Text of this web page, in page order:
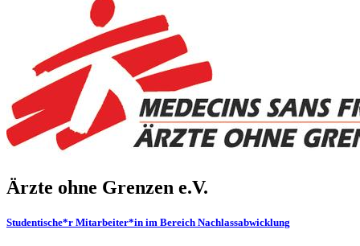
Ärzte ohne Gren­zen e.V.
Studentische*r Mitarbeiter*in im Bereich Nachlassabwicklung